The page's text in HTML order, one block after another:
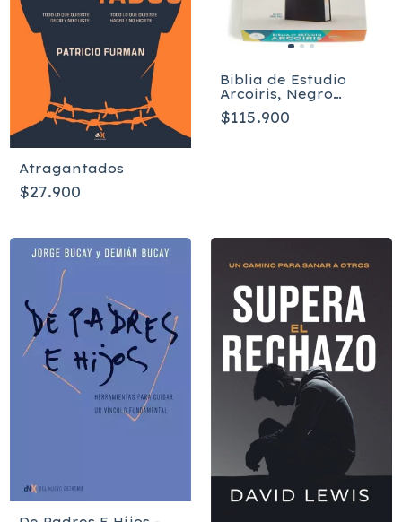
Atragantados
$27.900
Biblia de Estudio
Arcoiris, Negro
imitación piel RVR
1960
$115.900